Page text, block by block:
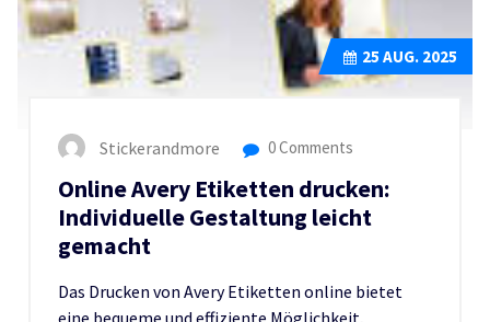
25 AUG. 2025
Stickerandmore 0 Comments
Online Avery Etiketten drucken:
Individuelle Gestaltung leicht
gemacht
Das Drucken von Avery Etiketten online bietet
eine bequeme und effiziente Möglichkeit,